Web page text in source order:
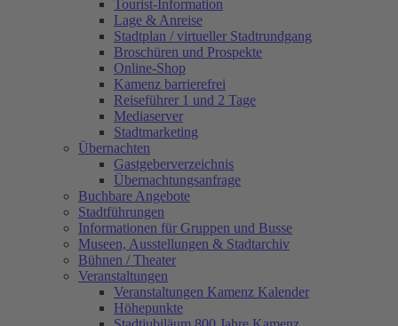
Tourist-Information
Lage & Anreise
Stadtplan / virtueller Stadtrundgang
Broschüren und Prospekte
Online-Shop
Kamenz barrierefrei
Reiseführer 1 und 2 Tage
Mediaserver
Stadtmarketing
Übernachten
Gastgeberverzeichnis
Übernachtungsanfrage
Buchbare Angebote
Stadtführungen
Informationen für Gruppen und Busse
Museen, Ausstellungen & Stadtarchiv
Bühnen / Theater
Veranstaltungen
Veranstaltungen Kamenz Kalender
Höhepunkte